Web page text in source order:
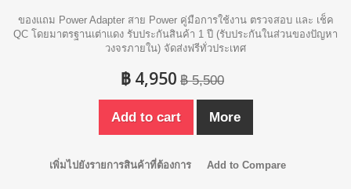
ของแถม Power Adapter สาย Power คู่มือการใช้งาน ตรวจสอบ และ เช็ค
QC โดยมาตรฐานเต่าแดง รับประกันสินค้า 1 ปี (รับประกันในส่วนของปัญหา
วงจรภายใน) จัดส่งฟรีทั่วประเทศ
฿ 4,950 ฿ 5,500
Add to cart More
เพิ่มไปยังรายการสินค้าที่ต้องการ Add to Compare